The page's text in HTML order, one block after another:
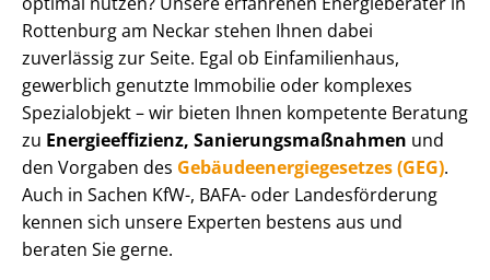
Rottenburg am Neckar stehen Ihnen dabei
zuverlässig zur Seite. Egal ob Einfamilienhaus,
gewerblich genutzte Immobilie oder komplexes
Spezialobjekt – wir bieten Ihnen kompetente Beratung
zu En­er­gie­ef­fi­zi­enz, Sa­nie­rungs­maß­nah­men und
den Vorgaben des Ge­bäu­de­en­er­gie­ge­set­zes (GEG).
Auch in Sachen KfW-, BAFA- oder Landesförderung
kennen sich unsere Experten bestens aus und
beraten Sie gerne.